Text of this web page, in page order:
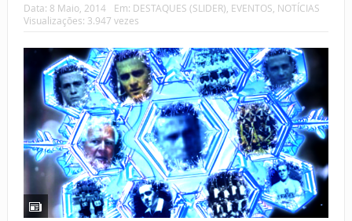
Data: 8 Maio, 2014 Em: DESTAQUES (SLIDER) EVENTOS NOTÍCIAS
Visualizações: 3.947 vezes